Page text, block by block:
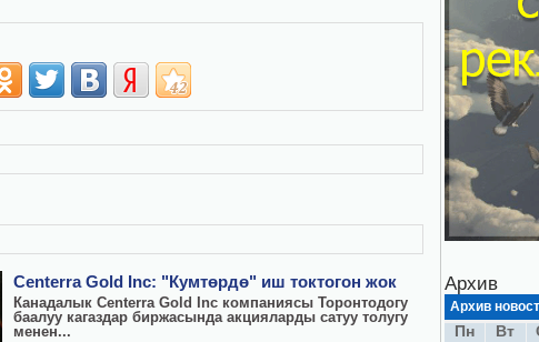
Centerra Gold Inc: "Кумтөрдө" иш токтогон жок
Канадалык Centerra Gold Inc компаниясы Торонтодогу
баалуу кагаздар биржасында акцияларды сатуу толугу
менен...
Архив
Архив
Пн Вт